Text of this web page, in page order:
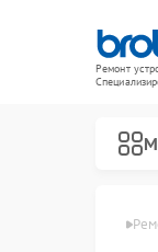
Ремонт